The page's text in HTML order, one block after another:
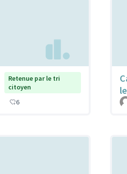
Retenue par le tri
citoyen
6